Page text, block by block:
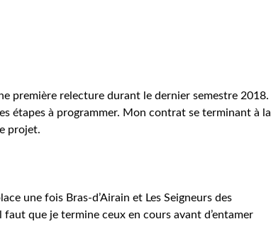
première relecture durant le dernier semestre 2018.
étapes à programmer. Mon contrat se terminant à la
projet.
une fois Bras-d’Airain et Les Seigneurs des
que je termine ceux en cours avant d’entamer